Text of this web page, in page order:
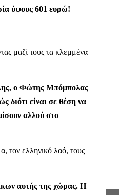
ύψους 601 ευρώ!
μαζί τους τα κλεμμένα
ο Φώτης Μπόμπολας
διότι είναι σε θέση να
αλλού στο
τον ελληνικό λαό, τους
αυτής της χώρας. Η